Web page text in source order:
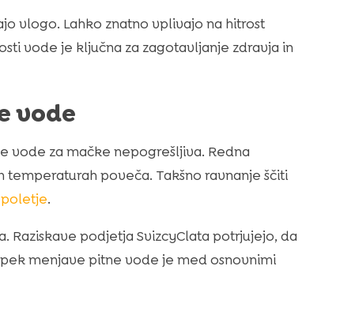
vlogo. Lahko znatno vplivajo na hitrost
vode je ključna za zagotavljanje zdravja in
vode
vode za mačke nepogrešljiva. Redna
poveča. Takšno ravnanje ščiti
poletje.
Raziskave podjetja SvizcyClata potrjujejo, da
menjave pitne vode je med osnovnimi